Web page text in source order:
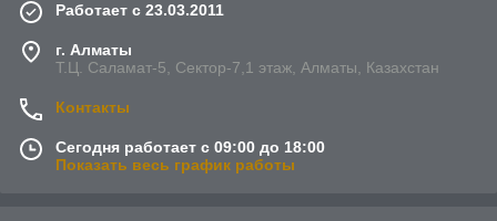
Работает с 23.03.2011
г. Алматы
Т.Ц. Саламат-5, Cектор-7,1 этаж, Алматы, Казахстан
Контакты
Сегодня работает с 09:00 до 18:00
Показать весь график работы